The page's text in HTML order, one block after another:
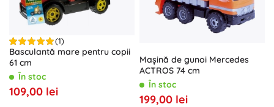
(1)
Basculantă mare pentru copii
61 cm
În stoc
109,00 lei
Mașină de gunoi Mercedes
ACTROS 74 cm
În stoc
199,00 lei